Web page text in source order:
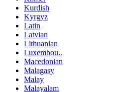
Kurdish
Kyrgyz
Latin
Latvian
Lithuanian
Luxembou..
Macedonian
Malagasy
Malay
Malayalam